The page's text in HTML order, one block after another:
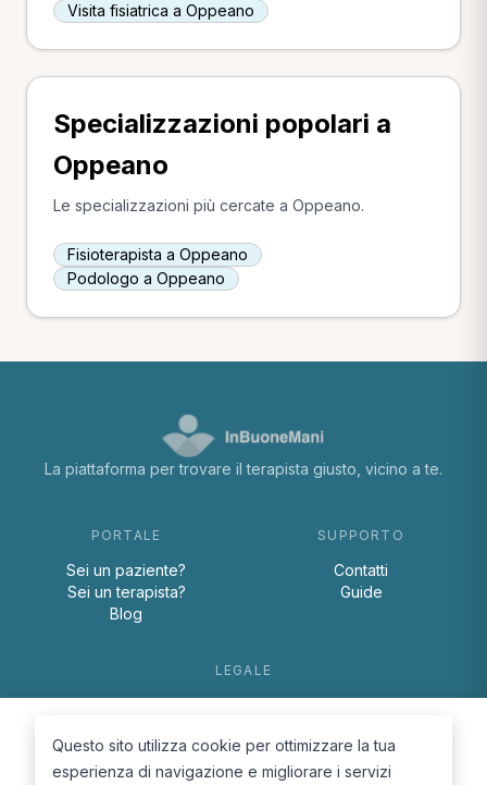
Visita fisiatrica a Oppeano
Specializzazioni popolari a
Oppeano
Le specializzazioni più cercate a Oppeano.
Fisioterapista a Oppeano
Podologo a Oppeano
La piattaforma per trovare il terapista giusto, vicino a te.
PORTALE
Sei un paziente?
Sei un terapista?
Blog
SUPPORTO
Contatti
Guide
LEGALE
Cookie Policy
Questo sito utilizza cookie per ottimizzare la tua
esperienza di navigazione e migliorare i servizi